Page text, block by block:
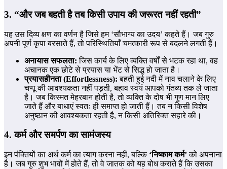
3. “और जब बहती है तब किसी उपाय की जरूरत नहीं रहती”
यह उस दिव्य क्षण का वर्णन है जिसे हम ‘सौभाग्य का उदय’ कहते हैं। जब गुरु
अपनी पूर्ण कृपा बरसाते हैं, तो परिस्थितियाँ चमत्कारी रूप से बदलने लगती हैं।
अनायास सफलता: जिस कार्य के लिए व्यक्ति वर्षों से भटक रहा था, वह
अचानक एक छोटे से प्रयास या भेंट से सिद्ध हो जाता है।
प्रयासहीनता (Effortlessness): बहती हुई नदी में नाव चलाने के लिए
चप्पू की आवश्यकता नहीं पड़ती, बहाव स्वयं आपको गंतव्य तक ले जाता
है। जब किस्मत मेहरबान होती है, तो व्यक्ति के दोष भी गुण मान लिए
जाते हैं और बाधाएं स्वतः ही समाप्त हो जाती हैं। तब न किसी विशेष
अनुष्ठान की आवश्यकता रहती है, न किसी अतिरिक्त सहारे की।
4. कर्म और समर्पण का सामंजस्य
इन पंक्तियों का अर्थ कर्म का त्याग करना नहीं, बल्कि ‘निष्काम कर्म’को अपनाना
है। जब गुरु शुभ भावों में होते हैं, तो वे जातक को यह बोध कराते हैं कि उसका